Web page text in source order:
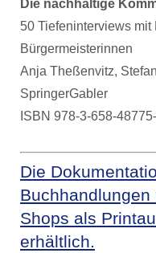
Die nachhaltige
50 Tiefeninterviews mit
Bürgermeisterinnen
Anja Theßenvitz,
SpringerGabler
ISBN 978-3-658-
Die
Shops als
erhältlich.